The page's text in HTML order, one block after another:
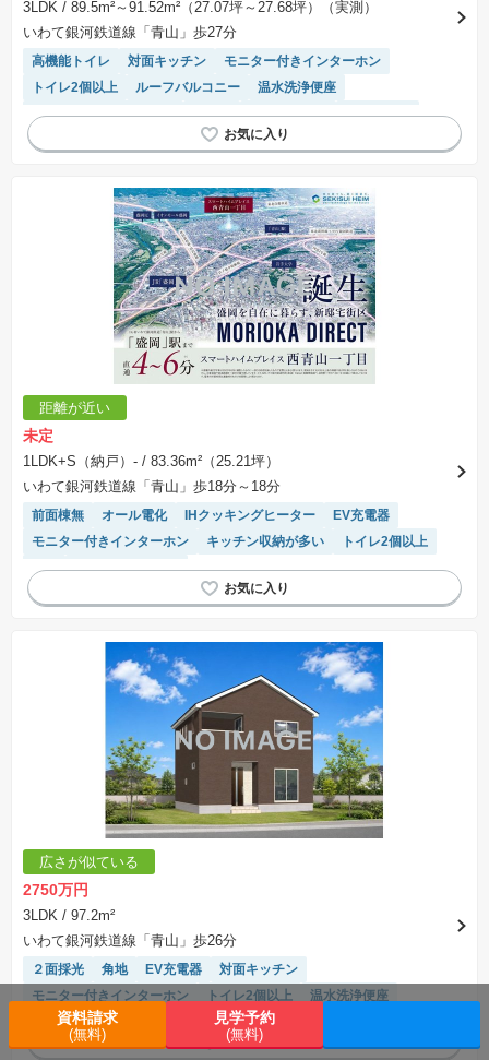
不動産会社によって表記有無が異なるため、ご自身で十分な確認をしていただくようにお願い
いたします。
場合があります。
資料請求
(無料)
見学予約
(無料)
3LDK / 89.5m²～91.52m²（27.07坪～27.68坪）（実測）
いわて銀河鉄道線「青山」歩27分
高機能トイレ 対面キッチン
モニター付きインターホン
トイレ2個以上
ルーフバルコニー
温水洗浄便座
接面道路の幅が６m以上
平坦地 閑静な住宅地
窓付き浴室
陽当り良好
バリアフリー
距離が近い
未定
1LDK+S（納戸）- / 83.36m²（25.21坪）
いわて銀河鉄道線「青山」歩18分～18分
前面棟無 オール電化 IHクッキングヒーター
EV充電器
モニター付きインターホン
キッチン収納が多い
トイレ2個以上
WIC
システムキッチン
広さが似ている
2750万円
3LDK / 97.2m²
いわて銀河鉄道線「青山」歩26分
２面採光 角地 EV充電器
対面キッチン
モニター付きインターホン
トイレ2個以上
温水洗浄便座
平坦地
閑静な住宅地 窓付き浴室 陽当り良好
バリアフリー
システムキッチン